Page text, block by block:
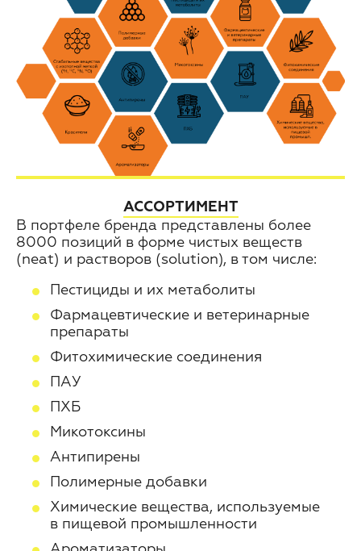
АССОРТИМЕНТ
В портфеле бренда представлены более
8000 позиций в форме чистых веществ
(neat) и растворов (solution), в том числе:
Пестициды и их метаболиты
Фармацевтические и ветеринарные
препараты
Фитохимические соединения­­­­­­
ПАУ
ПХБ
Микотоксины
Антипирены
Полимерные добавки
Химические вещества, используемые
в пищевой промышленности